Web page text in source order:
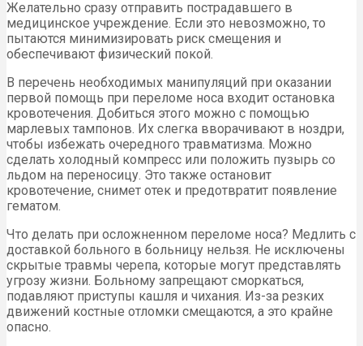
Желательно сразу отправить пострадавшего в
медицинское учреждение. Если это невозможно, то
пытаются минимизировать риск смещения и
обеспечивают физический покой.
В перечень необходимых манипуляций при оказании
первой помощь при переломе носа входит остановка
кровотечения. Добиться этого можно с помощью
марлевых тампонов. Их слегка вворачивают в ноздри,
чтобы избежать очередного травматизма. Можно
сделать холодный компресс или положить пузырь со
льдом на переносицу. Это также остановит
кровотечение, снимет отек и предотвратит появление
гематом.
Что делать при осложненном переломе носа? Медлить с
доставкой больного в больницу нельзя. Не исключены
скрытые травмы черепа, которые могут представлять
угрозу жизни. Больному запрещают сморкаться,
подавляют приступы кашля и чихания. Из-за резких
движений костные отломки смещаются, а это крайне
опасно.